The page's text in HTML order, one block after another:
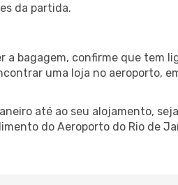
da partida.
a bagagem, confirme que tem
uma loja no aeroporto,
até ao seu alojamento,
do Aeroporto do Rio de